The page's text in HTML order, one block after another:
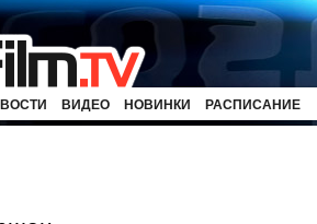
ВИДЕО НОВИНКИ РАСПИСАНИЕ